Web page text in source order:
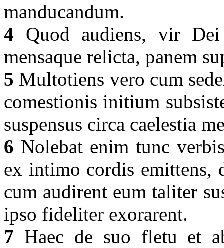
manducandum.
4 Quod audiens, vir
mensaque relicta, panem
5 Multotiens vero cum
comestionis initium
suspensus circa caelestia
6 Nolebat enim tunc
ex intimo cordis emittens,
cum audirent eum taliter
ipso fideliter exorarent.
7 Haec de suo fletu et